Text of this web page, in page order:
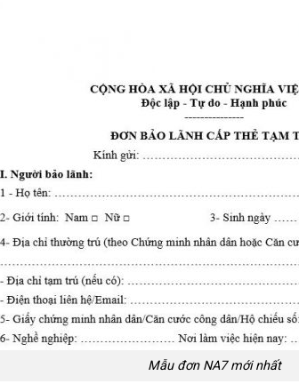
Mẫu đơn NA7 mới nhất